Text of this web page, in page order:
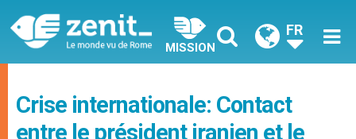
MISSION
FR
Crise internationale: Contact
entre le président iranien et le